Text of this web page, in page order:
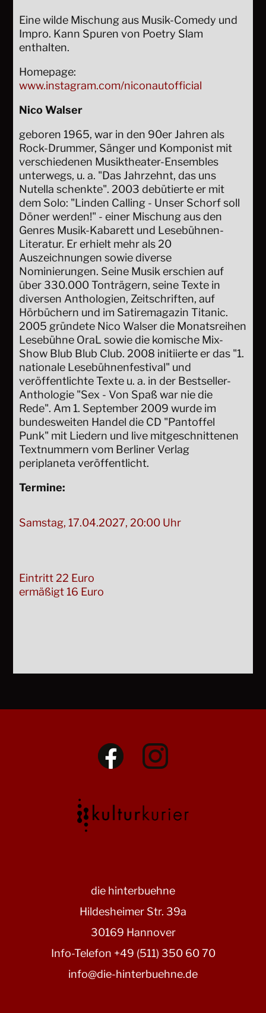
Eine wilde Mischung aus Musik-Comedy und
Impro. Kann Spuren von Poetry Slam
enthalten.
Homepage:
www.instagram.com/niconautofficial
Nico Walser
geboren 1965, war in den 90er Jahren als
Rock-Drummer, Sänger und Komponist mit
verschiedenen Musiktheater-Ensembles
unterwegs, u. a. "Das Jahrzehnt, das uns
Nutella schenkte". 2003 debütierte er mit
dem Solo: "Linden Calling - Unser Schorf soll
Döner werden!" - einer Mischung aus den
Genres Musik-Kabarett und Lesebühnen-
Literatur. Er erhielt mehr als 20
Auszeichnungen sowie diverse
Nominierungen. Seine Musik erschien auf
über 330.000 Tonträgern, seine Texte in
diversen Anthologien, Zeitschriften, auf
Hörbüchern und im Satiremagazin Titanic.
2005 gründete Nico Walser die Monatsreihen
Lesebühne OraL sowie die komische Mix-
Show Blub Blub Club. 2008 initiierte er das "1.
nationale Lesebühnenfestival" und
veröffentlichte Texte u. a. in der Bestseller-
Anthologie "Sex - Von Spaß war nie die
Rede". Am 1. September 2009 wurde im
bundesweiten Handel die CD "Pantoffel
Punk" mit Liedern und live mitgeschnittenen
Textnummern vom Berliner Verlag
periplaneta veröffentlicht.
Termine:
Samstag, 17.04.2027, 20:00 Uhr
Eintritt 22 Euro
ermäßigt 16 Euro
die hinterbuehne
Hildesheimer Str. 39a
30169 Hannover
Info-Telefon +49 (511) 350 60 70
info@die-hinterbuehne.de